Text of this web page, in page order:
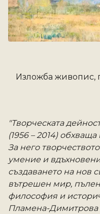
Изложба живопис,
"Творческата
(1956 – 2014) обхваща
За него
умение и
създаването на нов
вътрешен мир, пълен
философия и
Пламена-Димитрова